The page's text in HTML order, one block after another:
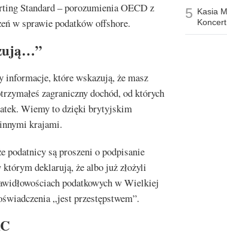
Standard – porozumienia OECD z
w sprawie podatków offshore.
które wskazują, że masz
zagraniczny dochód, od których
Wiemy to dzięki brytyjskim
krajami.
podatnicy są proszeni o podpisanie
którym deklarują, że albo już złożyli
podatkowych w Wielkiej
„jest przestępstwem”.
5 Kasia